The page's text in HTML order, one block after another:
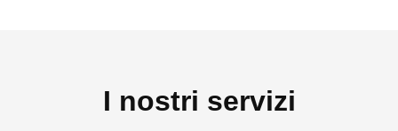
I nostri servizi